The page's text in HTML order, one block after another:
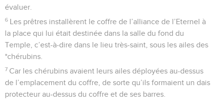
évaluer.
6 Les prêtres installèrent le coffre de l’alliance de l’Eternel à
la place qui lui était destinée dans la salle du fond du
Temple, c’est-à-dire dans le lieu très-saint, sous les ailes des
*chérubins.
7 Car les chérubins avaient leurs ailes déployées au-dessus
de l’emplacement du coffre, de sorte qu’ils formaient un dais
protecteur au-dessus du coffre et de ses barres.